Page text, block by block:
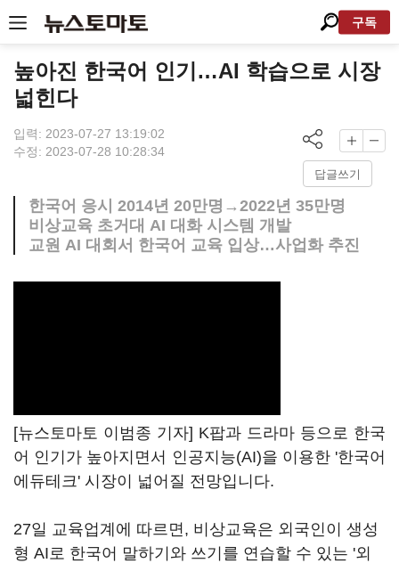
구독
높아진 한국어 인기…AI 학습으로 시장
넓힌다
입력: 2023-07-27 13:19:02
수정: 2023-07-28 10:28:34
답글쓰기
한국어 응시 2014년 20만명→2022년 35만명
비상교육 초거대 AI 대화 시스템 개발
교원 AI 대회서 한국어 교육 입상…사업화 추진
[뉴스토마토 이범종 기자] K팝과 드라마 등으로 한국
어 인기가 높아지면서 인공지능(AI)을 이용한 '한국어
에듀테크' 시장이 넓어질 전망입니다.
27일 교육업계에 따르면, 비상교육은 외국인이 생성
형 AI로 한국어 말하기와 쓰기를 연습할 수 있는 '외